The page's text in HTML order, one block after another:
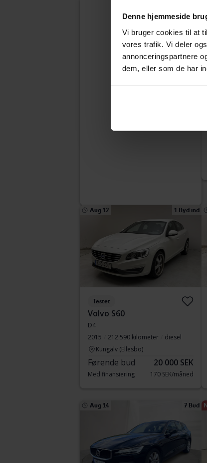
Denne hjemmeside
Vi bruger cookies til at
vores trafik. Vi deler
annonceringspartnere
dem, eller som de har
Aug 12 1 Byd ind
Testet
Volvo S60
D4
2015
212 590 kilometer
diesel
Kungälv (Ellesbo)
Førende bud 20 000 SEK
Med finansiering 170 SEK/måned
Aug 14 7 Bud